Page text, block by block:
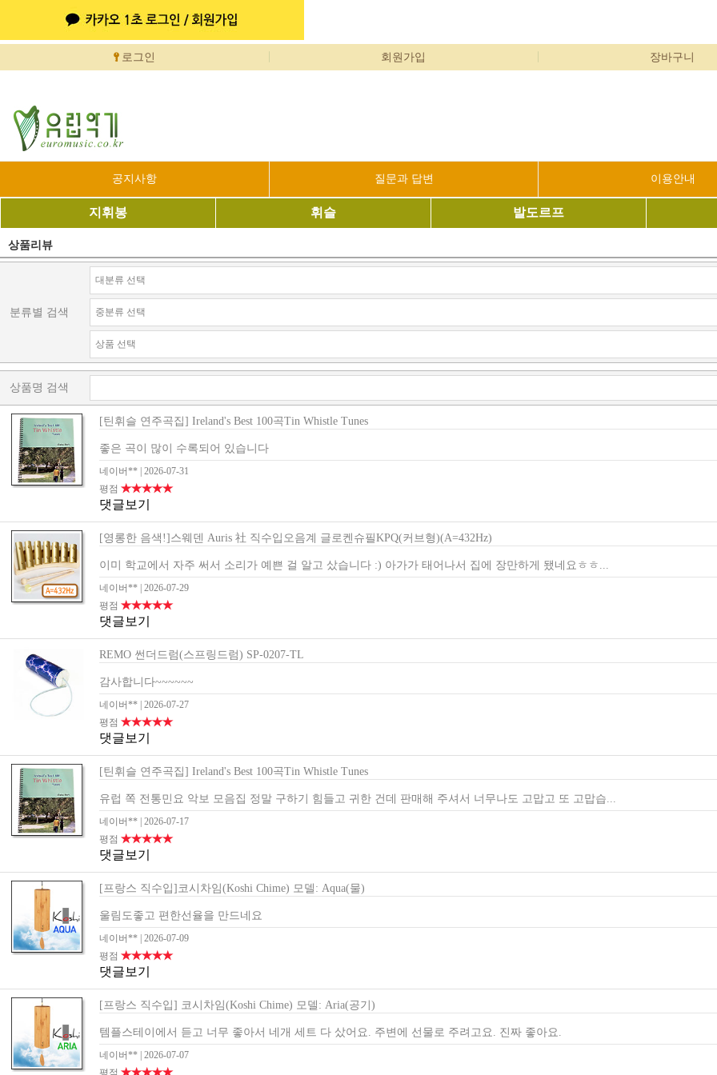
로그인 회원가입 장바구니
공지사항 질문과 답변 이용안내
지휘봉 휘슬 발도르프
상품리뷰
분류별 검색
상품명 검색
[틴휘슬 연주곡집] Ireland's Best 100곡Tin Whistle Tunes
좋은 곡이 많이 수록되어 있습니다
네이버** | 2026-07-31
평점 ★★★★★
댓글보기
[영롱한 음색!]스웨덴 Auris 社 직수입오음계 글로켄슈필KPQ(커브형)(A=432Hz)
이미 학교에서 자주 써서 소리가 예쁜 걸 알고 샀습니다 :) 아가가 태어나서 집에 장만하게 됐네요ㅎㅎ...
네이버** | 2026-07-29
평점 ★★★★★
댓글보기
REMO 썬더드럼(스프링드럼) SP-0207-TL
감사합니다~~~~~~
네이버** | 2026-07-27
평점 ★★★★★
댓글보기
[틴휘슬 연주곡집] Ireland's Best 100곡Tin Whistle Tunes
유럽 쪽 전통민요 악보 모음집 정말 구하기 힘들고 귀한 건데 판매해 주셔서 너무나도 고맙고 또 고맙습...
네이버** | 2026-07-17
평점 ★★★★★
댓글보기
[프랑스 직수입]코시차임(Koshi Chime) 모델: Aqua(물)
울림도좋고 편한선율을 만드네요
네이버** | 2026-07-09
평점 ★★★★★
댓글보기
[프랑스 직수입] 코시차임(Koshi Chime) 모델: Aria(공기)
템플스테이에서 듣고 너무 좋아서 네개 세트 다 샀어요. 주변에 선물로 주려고요. 진짜 좋아요.
네이버** | 2026-07-07
평점 ★★★★★